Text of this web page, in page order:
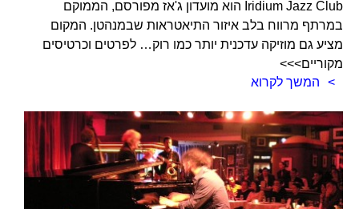
Iridium Jazz Club הוא מועדון ג'אז מפורסם, הממוקם
במרתף מרווח בלב איזור התיאטראות שבמנהטן. המקום
מציע גם מוזיקה עדכנית יותר כמו רוק… לפרטים וכרטיסים
מקוריים>>>
המשך לקרוא